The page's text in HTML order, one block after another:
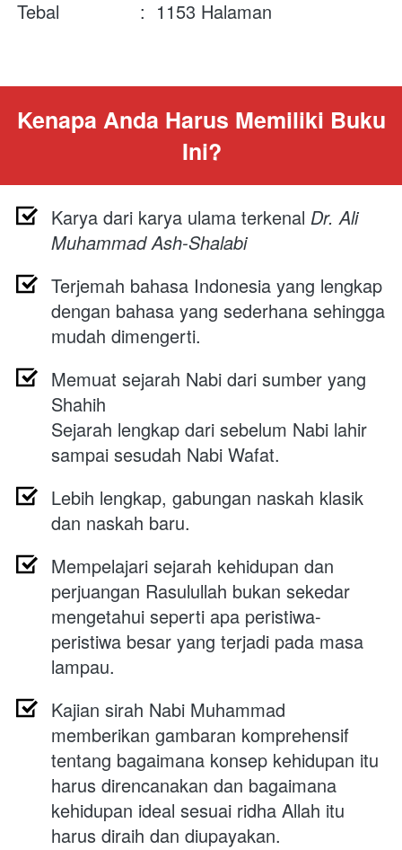
Tebal               :  1153 Halaman
Kenapa Anda Harus Memiliki Buku
Ini?
Karya dari karya ulama terkenal Dr. Ali
Muhammad Ash-Shalabi
Terjemah bahasa Indonesia yang lengkap
dengan bahasa yang sederhana sehingga
mudah dimengerti.
Memuat sejarah Nabi dari sumber yang
Shahih
Sejarah lengkap dari sebelum Nabi lahir
sampai sesudah Nabi Wafat.
Lebih lengkap, gabungan naskah klasik
dan naskah baru.
Mempelajari sejarah kehidupan dan
perjuangan Rasulullah bukan sekedar
mengetahui seperti apa peristiwa-
peristiwa besar yang terjadi pada masa
lampau.
Kajian sirah Nabi Muhammad
memberikan gambaran komprehensif
tentang bagaimana konsep kehidupan itu
harus direncanakan dan bagaimana
kehidupan ideal sesuai ridha Allah itu
harus diraih dan diupayakan.